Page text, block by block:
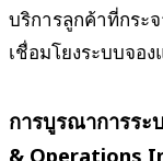
บริการลูกค้าที่กระ
เชื่อมโยงระบบจอ
การบูรณาการร
& Operations